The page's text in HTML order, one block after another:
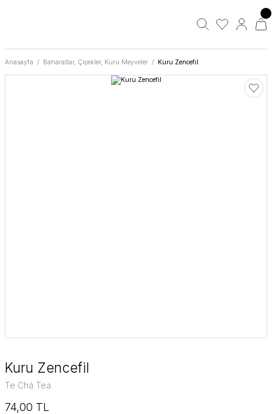
Anasayfa Baharatlar, Çiçekler, Kuru Meyveler Kuru Zencefil
Kuru Zencefil
Te Chá Tea
74,00 TL